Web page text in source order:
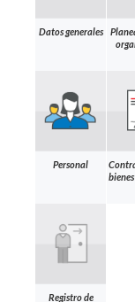
Datos generales
Personal
Registro de